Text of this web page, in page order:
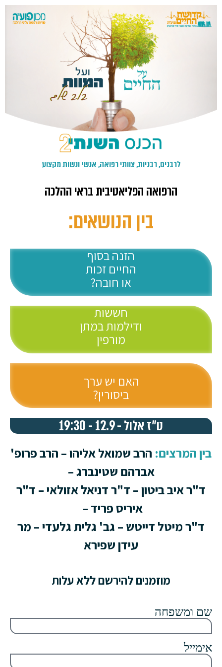
לרבנים, רבניות, צוותי רפואה, אנשי ונשות מקצוע
הרפואה הפליאטיבית בראי ההלכה
בין הנושאים:
הזנהבסוף
החיים זכות
או חובה?
חששות
ודילמות במתן
מורפין
האם יש ערך
ביסורין?
ט"ז אלול - 12.9 - 19:30
בין המרצים: הרב שמואל אליהו – הרב פרופ'
אברהם שטינברג –
ד"ר איב ביטון – ד"ר דניאל אזולאי – ד"ר
איריס פריד –
ד"ר מיטל דייטש – גב' גלית גלעדי – מר
עידן שפירא
מוזמנים להירשם ללא עלות
שם ומשפחה
אימייל